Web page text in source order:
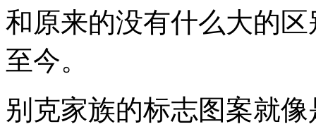
和原来的没有什么大的
至今。
别克家族的标志图案就